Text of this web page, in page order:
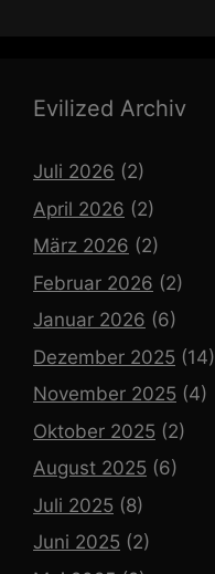
Evilized Archiv
Juli 2026 (2)
April 2026 (2)
März 2026 (2)
Februar 2026 (2)
Januar 2026 (6)
Dezember 2025 (14)
November 2025 (4)
Oktober 2025 (2)
August 2025 (6)
Juli 2025 (8)
Juni 2025 (2)